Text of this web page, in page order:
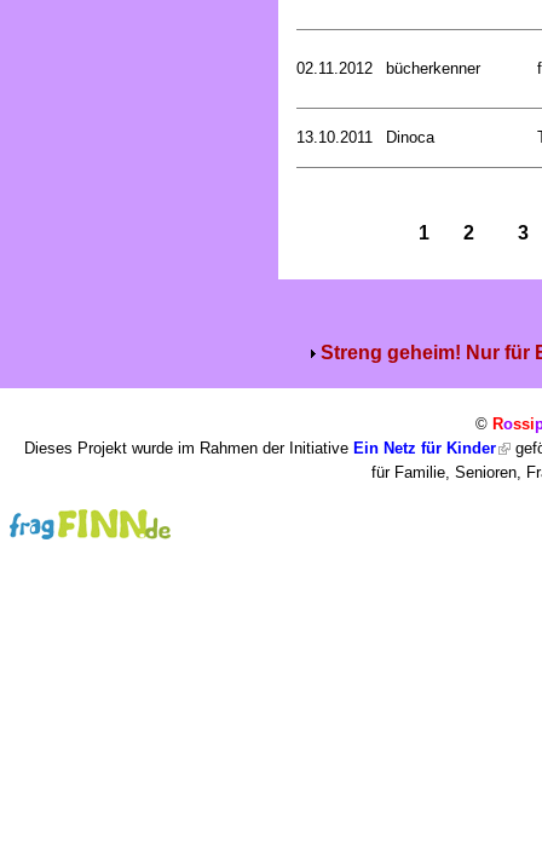
02.11.2012 bücherkenner
13.10.2011 Dinoca
1 2 3
Streng geheim! Nur für
© Rossi
Dieses Projekt wurde im Rahmen der Initiative Ein Netz für Kinder
für Familie, Senioren,